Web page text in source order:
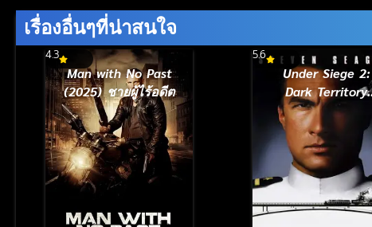
เรื่องอื่นๆที่น่าสนใจ
4.3
Man with No Past
(2025) ชายผู้ไร้อดีต
5.6
Under Siege 2:
Dark Territory
(1995) ยุทธการยึด
ด่วนนรก ภาค 2